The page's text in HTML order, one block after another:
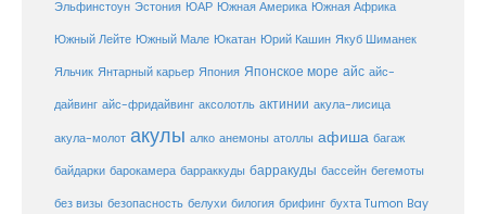
Эльфинстоун Эстония ЮАР Южная Америка Южная Африка
Южный Лейте Южный Мале Юкатан Юрий Кашин Якуб Шиманек
Яльчик Янтарный карьер Япония Японское море айс айс-
дайвинг айс-фридайвинг аксолотль актинии акула-лисица
акула-молот акулы алко анемоны атоллы афиша багаж
байдарки барокамера барраккуды барракуды бассейн бегемоты
без визы безопасность белухи билогия брифинг бухта Tumon Bay